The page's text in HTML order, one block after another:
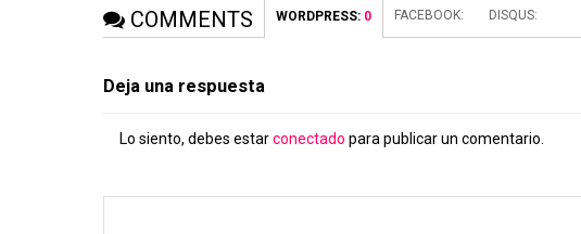
COMMENTS WORDPRESS: 0 FACEBOOK: DISQUS:
Deja una respuesta
Lo siento, debes estarconectado para publicar un comentario.